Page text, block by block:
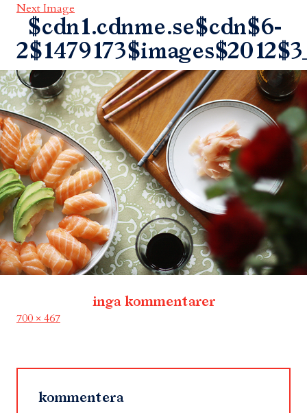
Next Image
$cdn1.cdnme.se$cdn$6-
inga kommentarer
Full
700 × 467
kommentera